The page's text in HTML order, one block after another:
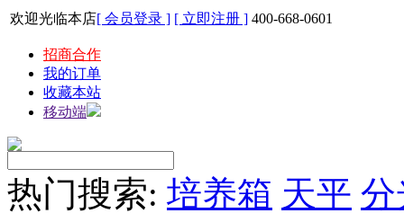
欢迎光临本店[ 会员登录 ] [ 立即注册 ] 400-668-0601
招商合作
我的订单
收藏本站
移动端
热门搜索: 培养箱 天平 分